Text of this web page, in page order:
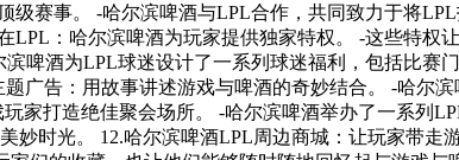
供了一个专属的周边商